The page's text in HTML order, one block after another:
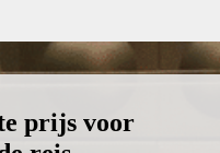
prijs voor